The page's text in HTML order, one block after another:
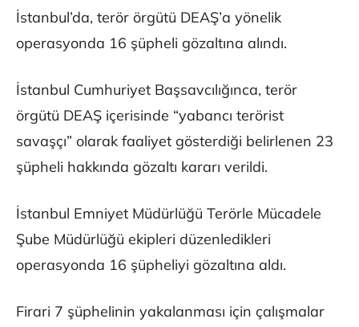
İstanbul’da, terör örgütü DEAŞ’a yönelik
operasyonda 16 şüpheli gözaltına alındı.
İstanbul Cumhuriyet Başsavcılığınca, terör
örgütü DEAŞ içerisinde “yabancı terörist
savaşçı” olarak faaliyet gösterdiği belirlenen 23
şüpheli hakkında gözaltı kararı verildi.
İstanbul Emniyet Müdürlüğü Terörle Mücadele
Şube Müdürlüğü ekipleri düzenledikleri
operasyonda 16 şüpheliyi gözaltına aldı.
Firari 7 şüphelinin yakalanması için çalışmalar